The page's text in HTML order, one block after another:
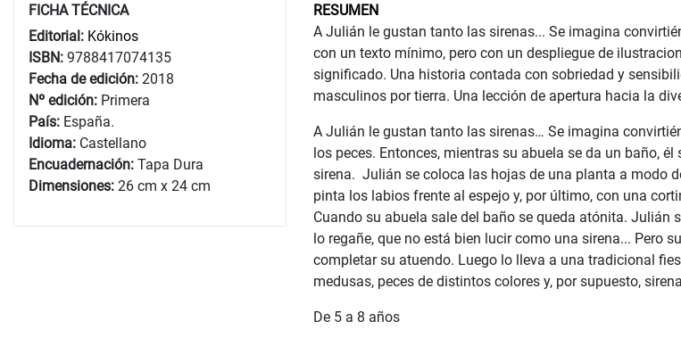
FICHA TÉCNICA
Editorial: Kókinos
ISBN: 9788417074135
Fecha de edición: 2018
Nº edición: Primera
País: España.
Idioma: Castellano
Encuadernación: Tapa Dura
Dimensiones: 26 cm x 24 cm
RESUMEN
A Julián le gustan tanto las sirenas... Se imagina
con un texto mínimo, pero con un despliegue de
significado. Una historia contada con sobriedad y
masculinos por tierra. Una lección de apertura hacia la
A Julián le gustan tanto las sirenas… Se imagina
los peces. Entonces, mientras su abuela se da un baño,
sirena. Julián se coloca las hojas de una planta a modo
pinta los labios frente al espejo y, por último, con una
Cuando su abuela sale del baño se queda atónita. Julián
lo regañe, que no está bien lucir como una sirena... Pero
completar su atuendo. Luego lo lleva a una tradicional
medusas, peces de distintos colores y, por supuesto,
De 5 a 8 años